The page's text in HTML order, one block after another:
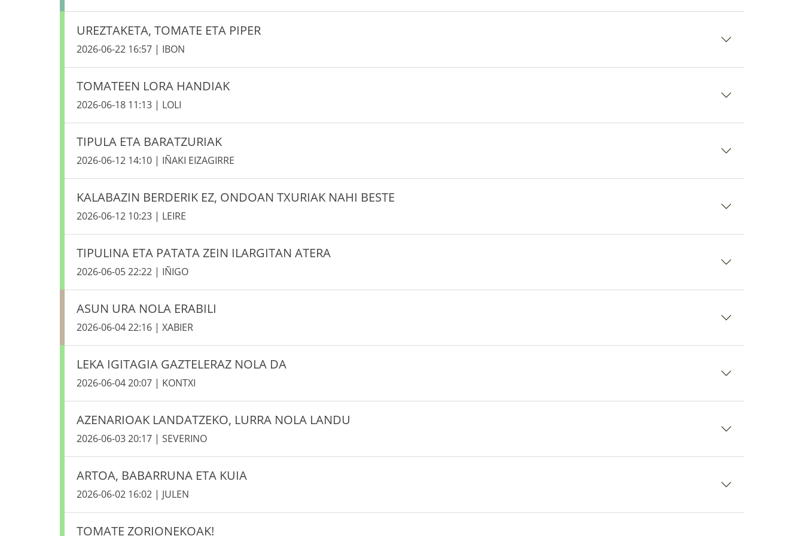
UREZTAKETA, TOMATE ETA PIPER
2026-06-22 16:57 | IBON
TOMATEEN LORA HANDIAK
2026-06-18 11:13 | LOLI
TIPULA ETA BARATZURIAK
2026-06-12 14:10 | IÑAKI EIZAGIRRE
KALABAZIN BERDERIK EZ, ONDOAN TXURIAK NAHI BESTE
2026-06-12 10:23 | LEIRE
TIPULINA ETA PATATA ZEIN ILARGITAN ATERA
2026-06-05 22:22 | IÑIGO
ASUN URA NOLA ERABILI
2026-06-04 22:16 | XABIER
LEKA IGITAGIA GAZTELERAZ NOLA DA
2026-06-04 20:07 | KONTXI
AZENARIOAK LANDATZEKO, LURRA NOLA LANDU
2026-06-03 20:17 | SEVERINO
ARTOA, BABARRUNA ETA KUIA
2026-06-02 16:02 | JULEN
TOMATE ZORIONEKOAK!